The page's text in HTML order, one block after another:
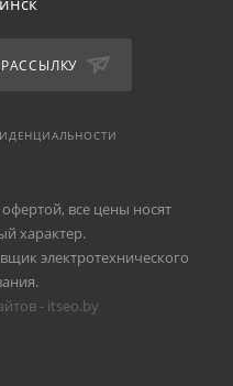
все цены носят
характер.
электротехнического
- itseo.by